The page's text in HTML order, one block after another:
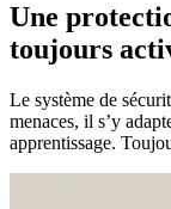
Une
toujours
Le système de
menaces, il s’y
apprentissage.